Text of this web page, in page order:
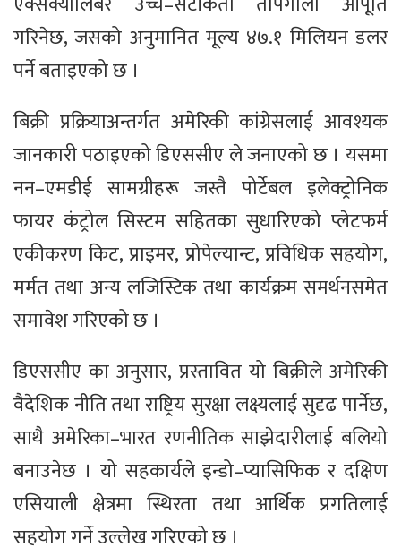
गरिनेछ, जसको अनुमानित मूल्य ४७.१ मिलियन डलर
पर्ने बताइएको छ ।
बिक्री प्रक्रियाअन्तर्गत अमेरिकी कांग्रेसलाई आवश्यक
जानकारी पठाइएको डिएससीए ले जनाएको छ । यसमा
नन–एमडीई सामग्रीहरू जस्तै पोर्टेबल इलेक्ट्रोनिक
फायर कंट्रोल सिस्टम सहितका सुधारिएको प्लेटफर्म
एकीकरण किट, प्राइमर, प्रोपेल्यान्ट, प्रविधिक सहयोग,
मर्मत तथा अन्य लजिस्टिक तथा कार्यक्रम समर्थनसमेत
समावेश गरिएको छ ।
डिएससीए का अनुसार, प्रस्तावित यो बिक्रीले अमेरिकी
वैदेशिक नीति तथा राष्ट्रिय सुरक्षा लक्ष्यलाई सुदृढ पार्नेछ,
साथै अमेरिका–भारत रणनीतिक साझेदारीलाई बलियो
बनाउनेछ । यो सहकार्यले इन्डो–प्यासिफिक र दक्षिण
एसियाली क्षेत्रमा स्थिरता तथा आर्थिक प्रगतिलाई
सहयोग गर्ने उल्लेख गरिएको छ ।